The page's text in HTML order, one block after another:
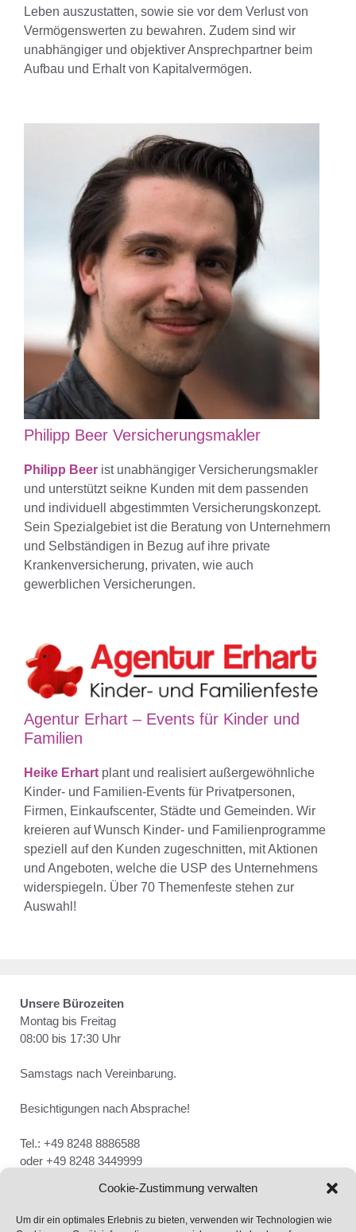
Cookie-Zustimmung verwalten
Um dir ein optimales Erlebnis zu bieten, verwenden wir Technologien wie
Leben auszustatten, sowie sie vor dem Verlust von
Vermögenswerten zu bewahren. Zudem sind wir
unabhängiger und objektiver Ansprechpartner beim
Aufbau und Erhalt von Kapitalvermögen.
Philipp Beer Versicherungsmakler
Philipp Beer ist unabhängiger Versicherungsmakler
und unterstützt seikne Kunden mit dem passenden
und individuell abgestimmten Versicherungskonzept.
Sein Spezialgebiet ist die Beratung von Unternehmern
und Selbständigen in Bezug auf ihre private
Krankenversicherung, privaten, wie auch
gewerblichen Versicherungen.
Agentur Erhart – Events für Kinder und
Familien
Heike Erhart plant und realisiert außergewöhnliche
Kinder- und Familien-Events für Privatpersonen,
Firmen, Einkaufscenter, Städte und Gemeinden. Wir
kreieren auf Wunsch Kinder- und Familienprogramme
speziell auf den Kunden zugeschnitten, mit Aktionen
und Angeboten, welche die USP des Unternehmens
widerspiegeln. Über 70 Themenfeste stehen zur
Auswahl!
Unsere Bürozeiten
Montag bis Freitag
08:00 bis 17:30 Uhr
Samstags nach Vereinbarung.
Besichtigungen nach Absprache!
Tel.: +49 8248 8886588
oder +49 8248 3449999